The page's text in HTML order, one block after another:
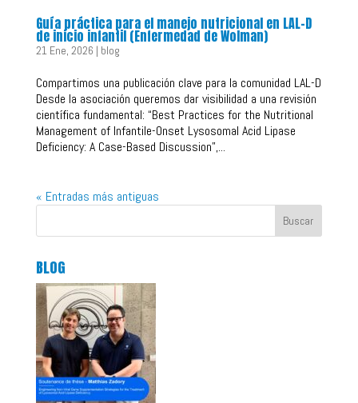
Guía práctica para el manejo nutricional en LAL-D
de inicio infantil (Enfermedad de Wolman)
21 Ene, 2026 | blog
Compartimos una publicación clave para la comunidad LAL-D
Desde la asociación queremos dar visibilidad a una revisión
científica fundamental: “Best Practices for the Nutritional
Management of Infantile-Onset Lysosomal Acid Lipase
Deficiency: A Case-Based Discussion”,...
« Entradas más antiguas
Buscar
BLOG